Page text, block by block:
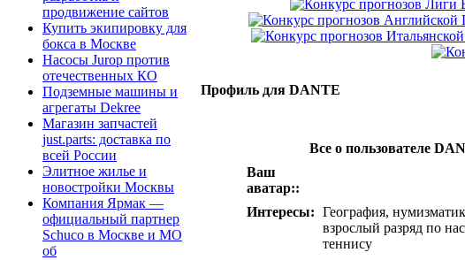
продвижение сайтов
Купить экипировку для
бокса в Москве
Насосы Jurop против
отечественных КО
Подземные машины и
агрегаты Dekree
Магазин запчастей
just.parts: доставка по
всей России
Элитное жилье и
новостройки Москвы
Компания Ярмак —
официальный партнер
Schuco в Москве и МО
об
Профиль для DANTE
Все о пользователе
Ваш
аватар::
Интересы: География,
взрослый разряд по
теннису